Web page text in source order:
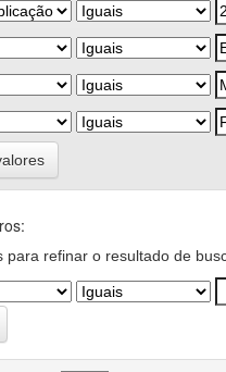
para refinar o resultado de